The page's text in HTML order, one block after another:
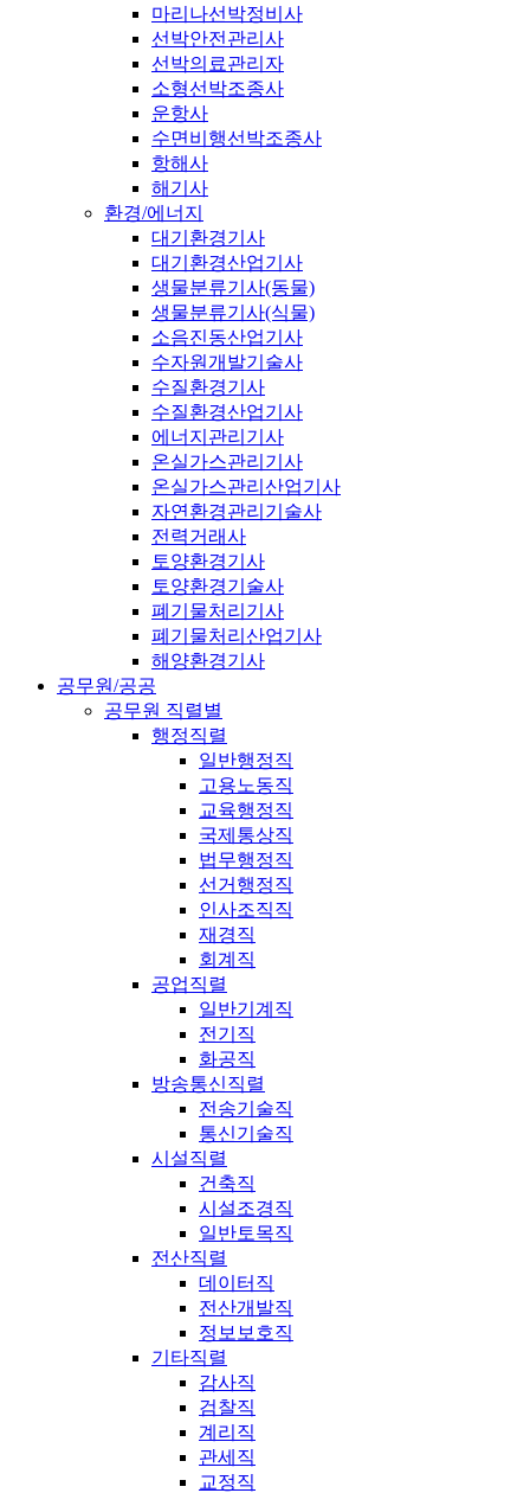
마리나선박정비사
선박안전관리사
선박의료관리자
소형선박조종사
운항사
수면비행선박조종사
항해사
해기사
환경/에너지
대기환경기사
대기환경산업기사
생물분류기사(동물)
생물분류기사(식물)
소음진동산업기사
수자원개발기술사
수질환경기사
수질환경산업기사
에너지관리기사
온실가스관리기사
온실가스관리산업기사
자연환경관리기술사
전력거래사
토양환경기사
토양환경기술사
폐기물처리기사
폐기물처리산업기사
해양환경기사
공무원/공공
공무원 직렬별
행정직렬
일반행정직
고용노동직
교육행정직
국제통상직
법무행정직
선거행정직
인사조직직
재경직
회계직
공업직렬
일반기계직
전기직
화공직
방송통신직렬
전송기술직
통신기술직
시설직렬
건축직
시설조경직
일반토목직
전산직렬
데이터직
전산개발직
정보보호직
기타직렬
감사직
검찰직
계리직
관세직
교정직